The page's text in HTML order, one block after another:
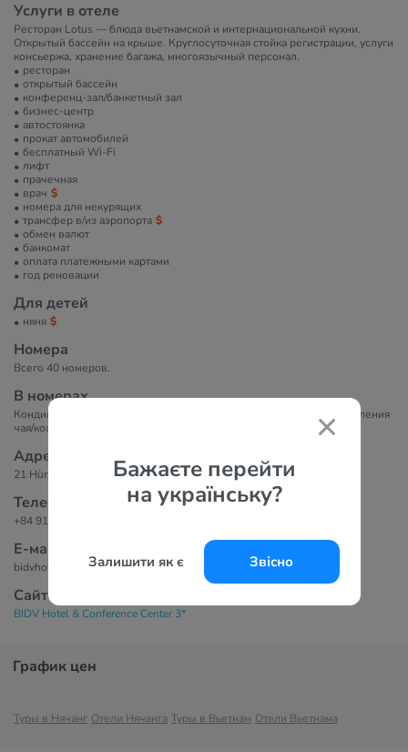
Бажаєте перейти
на українську?
Залишити як є Звісно
Услуги в отеле
Ресторан Lotus — блюда вьетнамской и интернациональной кухни.
Открытый бассейн на крыше. Круглосуточная стойка регистрации, услуги
консьержа, хранение багажа, многоязычный персонал.
ресторан
открытый бассейн
конференц-зал/банкетный зал
бизнес-центр
автостоянка
прокат автомобилей
бесплатный Wi-Fi
лифт
прачечная
врач
номера для некурящих
трансфер в/из аэропорта
обмен валют
банкомат
оплата платежными картами
год реновации
Для детей
няня
Номера
Всего 40 номеров.
В номерах
Кондиционер, TV, мини-бар, фен, сейф, Wi-Fi, набор для приготовления
чая/кофе.
Адрес
21 Hùng Vương, Nha Trang, Nha Trang, Vietnam
Телефоны
+84 91 897 44 33
Е-маil
bidvhotel.sm@nganluc.vn
Сайт
BIDV Hotel & Conference Center 3*
График цен
Туры в Нячанг Отели Нячанга Туры в Вьетнам Отели Вьетнама